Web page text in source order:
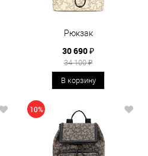
Рюкзак
30 690 ₽
34 100 ₽
В корзину
10%